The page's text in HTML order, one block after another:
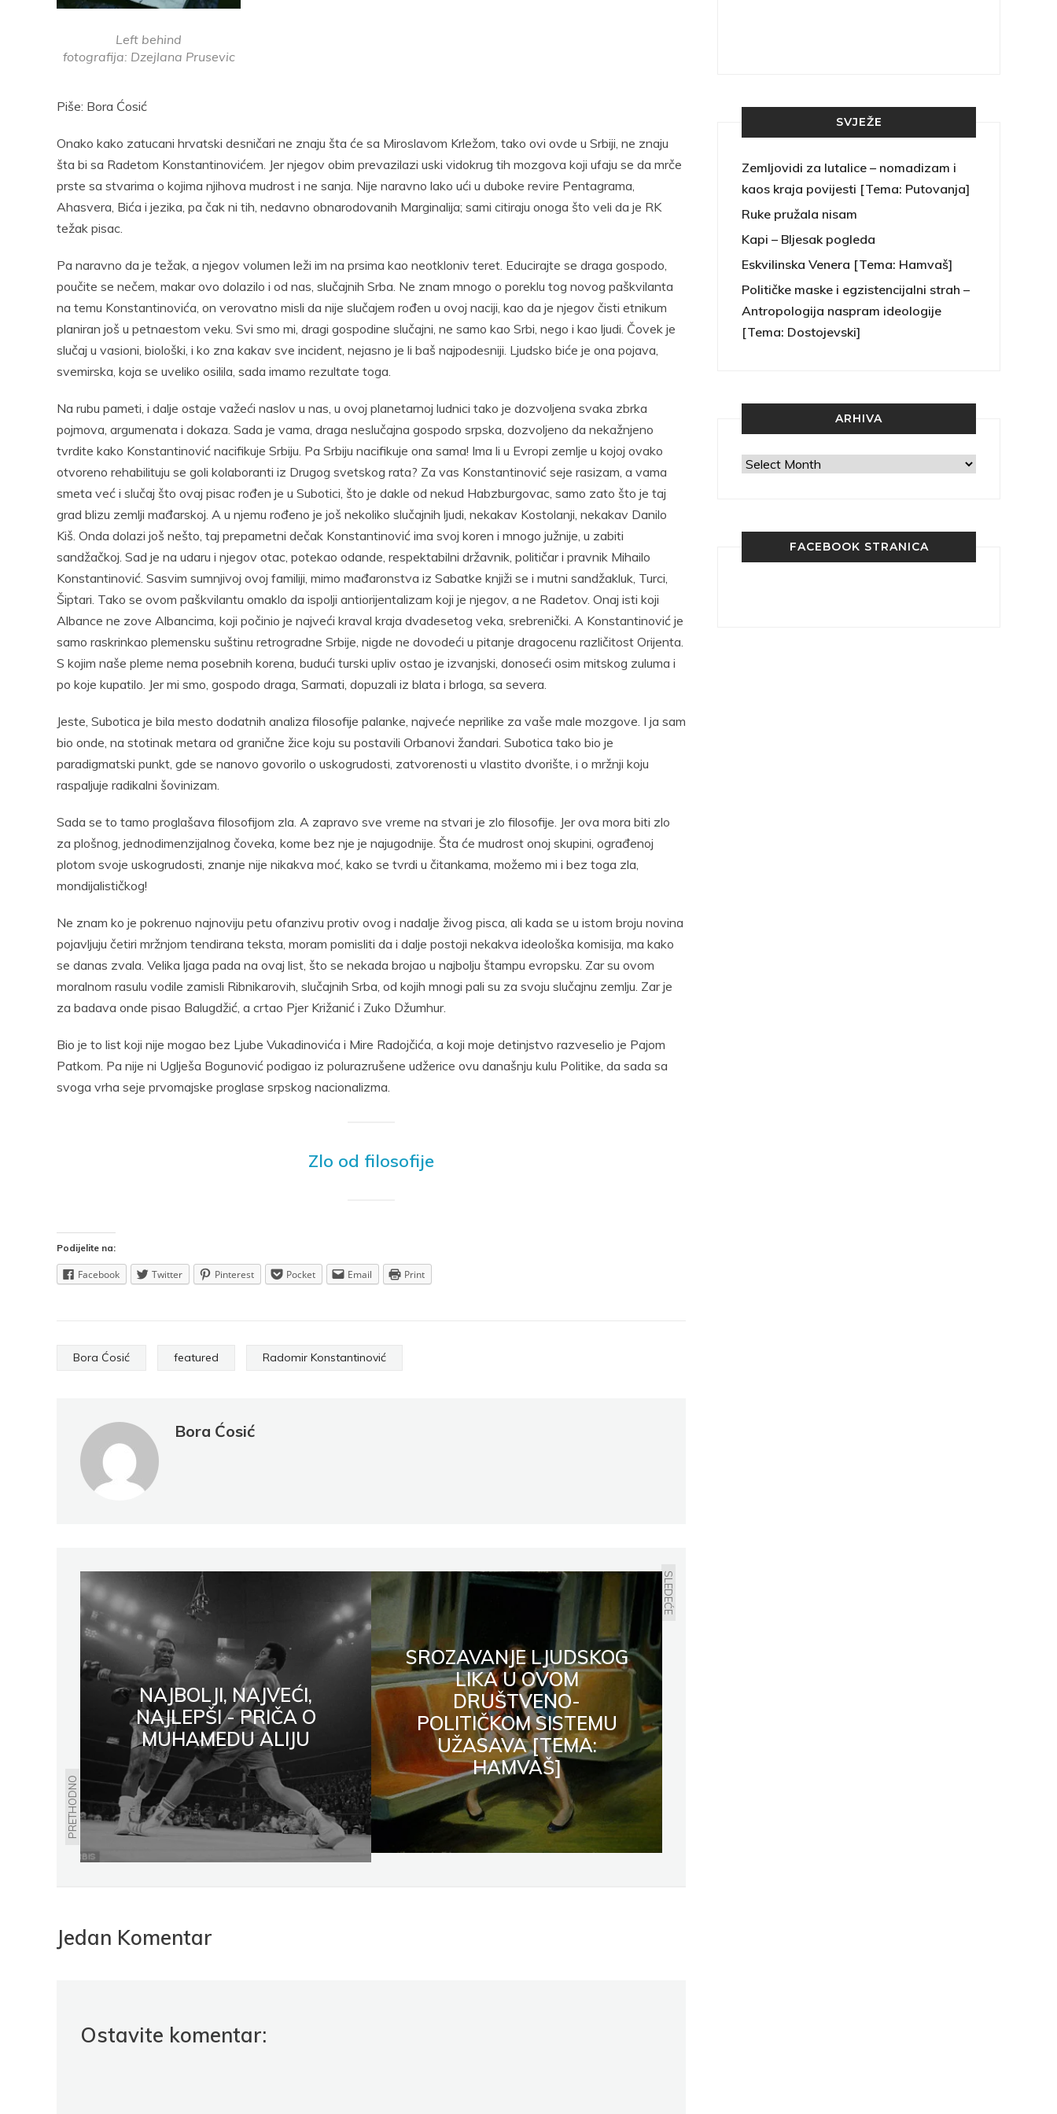
Left behind
fotografija: Dzejlana Prusevic
Piše: Bora Ćosić
Onako kako zatucani hrvatski desničari ne znaju šta će sa Miroslavom Krležom, tako ovi ovde u Srbiji, ne znaju
šta bi sa Radetom Konstantinovićem. Jer njegov obim prevazilazi uski vidokrug tih mozgova koji ufaju se da mrče
prste sa stvarima o kojima njihova mudrost i ne sanja. Nije naravno lako ući u duboke revire Pentagrama,
Ahasvera, Bića i jezika, pa čak ni tih, nedavno obnarodovanih Marginalija; sami citiraju onoga što veli da je RK
težak pisac.
Pa naravno da je težak, a njegov volumen leži im na prsima kao neotkloniv teret. Educirajte se draga gospodo,
poučite se nečem, makar ovo dolazilo i od nas, slučajnih Srba. Ne znam mnogo o poreklu tog novog paškvilanta
na temu Konstantinovića, on verovatno misli da nije slučajem rođen u ovoj naciji, kao da je njegov čisti etnikum
planiran još u petnaestom veku. Svi smo mi, dragi gospodine slučajni, ne samo kao Srbi, nego i kao ljudi. Čovek je
slučaj u vasioni, biološki, i ko zna kakav sve incident, nejasno je li baš najpodesniji. Ljudsko biće je ona pojava,
svemirska, koja se uveliko osilila, sada imamo rezultate toga.
Na rubu pameti, i dalje ostaje važeći naslov u nas, u ovoj planetarnoj ludnici tako je dozvoljena svaka zbrka
pojmova, argumenata i dokaza. Sada je vama, draga neslučajna gospodo srpska, dozvoljeno da nekažnjeno
tvrdite kako Konstantinović nacifikuje Srbiju. Pa Srbiju nacifikuje ona sama! Ima li u Evropi zemlje u kojoj ovako
otvoreno rehabilituju se goli kolaboranti iz Drugog svetskog rata? Za vas Konstantinović seje rasizam, a vama
smeta već i slučaj što ovaj pisac rođen je u Subotici, što je dakle od nekud Habzburgovac, samo zato što je taj
grad blizu zemlji mađarskoj. A u njemu rođeno je još nekoliko slučajnih ljudi, nekakav Kostolanji, nekakav Danilo
Kiš. Onda dolazi još nešto, taj prepametni dečak Konstantinović ima svoj koren i mnogo južnije, u zabiti
sandžačkoj. Sad je na udaru i njegov otac, potekao odande, respektabilni državnik, političar i pravnik Mihailo
Konstantinović. Sasvim sumnjivoj ovoj familiji, mimo mađaronstva iz Sabatke knjiži se i mutni sandžakluk, Turci,
Šiptari. Tako se ovom paškvilantu omaklo da ispolji antiorijentalizam koji je njegov, a ne Radetov. Onaj isti koji
Albance ne zove Albancima, koji počinio je najveći kraval kraja dvadesetog veka, srebrenički. A Konstantinović je
samo raskrinkao plemensku suštinu retrogradne Srbije, nigde ne dovodeći u pitanje dragocenu različitost Orijenta.
S kojim naše pleme nema posebnih korena, budući turski upliv ostao je izvanjski, donoseći osim mitskog zuluma i
po koje kupatilo. Jer mi smo, gospodo draga, Sarmati, dopuzali iz blata i brloga, sa severa.
Jeste, Subotica je bila mesto dodatnih analiza filosofije palanke, najveće neprilike za vaše male mozgove. I ja sam
bio onde, na stotinak metara od granične žice koju su postavili Orbanovi žandari. Subotica tako bio je
paradigmatski punkt, gde se nanovo govorilo o uskogrudosti, zatvorenosti u vlastito dvorište, i o mržnji koju
raspaljuje radikalni šovinizam.
Sada se to tamo proglašava filosofijom zla. A zapravo sve vreme na stvari je zlo filosofije. Jer ova mora biti zlo
za plošnog, jednodimenzijalnog čoveka, kome bez nje je najugodnije. Šta će mudrost onoj skupini, ograđenoj
plotom svoje uskogrudosti, znanje nije nikakva moć, kako se tvrdi u čitankama, možemo mi i bez toga zla,
mondijalističkog!
Ne znam ko je pokrenuo najnoviju petu ofanzivu protiv ovog i nadalje živog pisca, ali kada se u istom broju novina
pojavljuju četiri mržnjom tendirana teksta, moram pomisliti da i dalje postoji nekakva ideološka komisija, ma kako
se danas zvala. Velika ljaga pada na ovaj list, što se nekada brojao u najbolju štampu evropsku. Zar su ovom
moralnom rasulu vodile zamisli Ribnikarovih, slučajnih Srba, od kojih mnogi pali su za svoju slučajnu zemlju. Zar je
za badava onde pisao Balugdžić, a crtao Pjer Križanić i Zuko Džumhur.
Bio je to list koji nije mogao bez Ljube Vukadinovića i Mire Radojčića, a koji moje detinjstvo razveselio je Pajom
Patkom. Pa nije ni Uglješa Bogunović podigao iz polurazrušene udžerice ovu današnju kulu Politike, da sada sa
svoga vrha seje prvomajske proglase srpskog nacionalizma.
Zlo od filosofije
Podijelite na:
Facebook Twitter Pinterest Pocket Email Print
Bora Ćosić featured Radomir Konstantinović
Bora Ćosić
PRETHODNO
NAJBOLJI, NAJVEĆI,
NAJLEPŠI - PRIČA O
MUHAMEDU ALIJU
SLEDEĆE
SROZAVANJE LJUDSKOG
LIKA U OVOM
DRUŠTVENO-
POLITIČKOM SISTEMU
UŽASAVA [TEMA:
HAMVAŠ]
Jedan Komentar
Ostavite komentar:
Pocket
Email Print
SVJEŽE
Zemljovidi za lutalice – nomadizam i
kaos kraja povijesti [Tema: Putovanja]
Ruke pružala nisam
Kapi – Bljesak pogleda
Eskvilinska Venera [Tema: Hamvaš]
Političke maske i egzistencijalni strah –
Antropologija naspram ideologije
[Tema: Dostojevski]
ARHIVA
Arhiva
FACEBOOK STRANICA